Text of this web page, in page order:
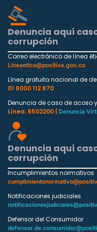
Denuncia aquí
corrupción
Correo electrónico de línea
Lineaetica@positiva.gov.co
Línea gratuita nacional de
01 8000 112 870
Denuncia de caso de acoso
Línea: 6502200 |
Denuncia
Denuncia aquí
corrupción
Incumplimientos normativos
Notificaciones judiciales
Defensor del Consumidor